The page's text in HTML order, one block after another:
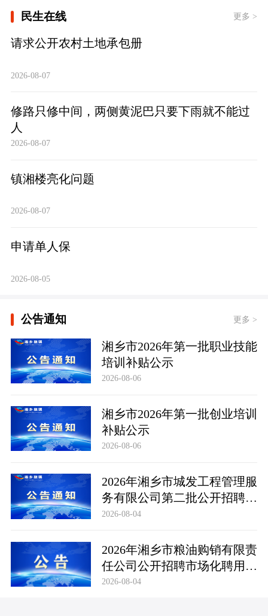
民生在线 更多 >
请求公开农村土地承包册
2026-08-07
修路只修中间，两侧黄泥巴只要下雨就不能过
人
2026-08-07
镇湘楼亮化问题
2026-08-07
申请单人保
2026-08-05
公告通知 更多 >
湘乡市2026年第一批职业技能
培训补贴公示
2026-08-06
湘乡市2026年第一批创业培训
补贴公示
2026-08-06
2026年湘乡市城发工程管理服
务有限公司第二批公开招聘市
场化聘用工作人员笔试成绩公
2026-08-04
2026年湘乡市粮油购销有限责
任公司公开招聘市场化聘用工
作人员笔试成绩公布及成绩复
2026-08-04